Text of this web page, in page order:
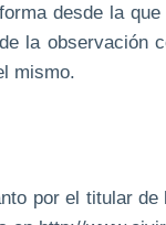
desde la
la observación
mismo.
por el titular